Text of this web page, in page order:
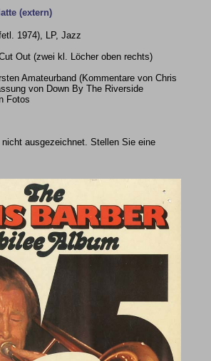
(extern)
1974), LP, Jazz
Out (zwei kl. Löcher oben rechts)
Amateurband (Kommentare von Chris
von Down By The Riverside
Fotos
ausgezeichnet. Stellen Sie eine